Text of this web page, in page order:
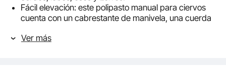
Fácil elevación: este polipasto manual para ciervos
cuenta con un cabrestante de manivela, una cuerda
presas pesadas incluso en áreas remotas y sin
Ver más